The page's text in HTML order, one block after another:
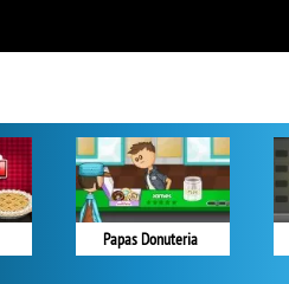
Papas Donuteria